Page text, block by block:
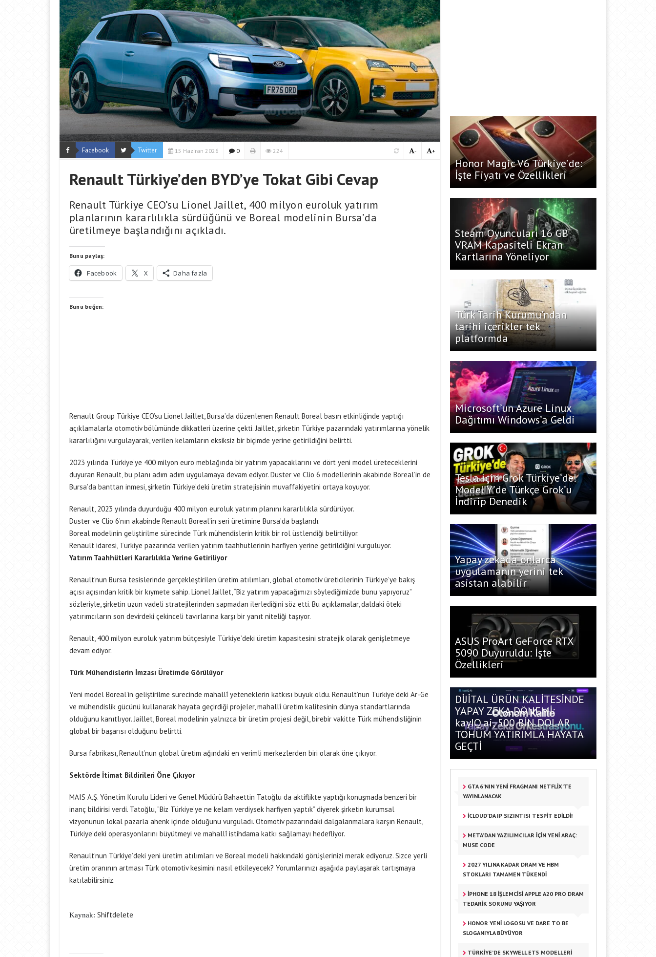
Facebook Twitter 15 Haziran 2026 0 224 +
-
Renault Türkiye’den BYD’ye Tokat Gibi Cevap
Renault Türkiye CEO’su Lionel Jaillet, 400 milyon euroluk yatırım
planlarının kararlılıkla sürdüğünü ve Boreal modelinin Bursa’da
üretilmeye başlandığını açıkladı.
Bunu paylaş:
Facebook X Daha fazla
Bunu beğen:
Renault Group Türkiye CEO’su Lionel Jaillet, Bursa’da düzenlenen Renault Boreal basın etkinliğinde yaptığı
açıklamalarla otomotiv bölümünde dikkatleri üzerine çekti. Jaillet, şirketin Türkiye pazarındaki yatırımlarına yönelik
kararlılığını vurgulayarak, verilen kelamların eksiksiz bir biçimde yerine getirildiğini belirtti.
2023 yılında Türkiye’ye 400 milyon euro meblağında bir yatırım yapacaklarını ve dört yeni model üreteceklerini
duyuran Renault, bu planı adım adım uygulamaya devam ediyor. Duster ve Clio 6 modellerinin akabinde Boreal’in de
Bursa’da banttan inmesi, şirketin Türkiye’deki üretim stratejisinin muvaffakiyetini ortaya koyuyor.
Renault, 2023 yılında duyurduğu 400 milyon euroluk yatırım planını kararlılıkla sürdürüyor.
Duster ve Clio 6’nın akabinde Renault Boreal’in seri üretimine Bursa’da başlandı.
Boreal modelinin geliştirilme sürecinde Türk mühendislerin kritik bir rol üstlendiği belirtiliyor.
Renault idaresi, Türkiye pazarında verilen yatırım taahhütlerinin harfiyen yerine getirildiğini vurguluyor.
Yatırım Taahhütleri Kararlılıkla Yerine Getiriliyor
Renault’nun Bursa tesislerinde gerçekleştirilen üretim atılımları, global otomotiv üreticilerinin Türkiye’ye bakış
açısı açısından kritik bir kıymete sahip. Lionel Jaillet, “Biz yatırım yapacağımızı söylediğimizde bunu yapıyoruz”
sözleriyle, şirketin uzun vadeli stratejilerinden sapmadan ilerlediğini söz etti. Bu açıklamalar, daldaki öteki
yatırımcıların son devirdeki çekinceli tavırlarına karşı bir yanıt niteliği taşıyor.
Renault, 400 milyon euroluk yatırım bütçesiyle Türkiye’deki üretim kapasitesini stratejik olarak genişletmeye
devam ediyor.
Türk Mühendislerin İmzası Üretimde Görülüyor
Yeni model Boreal’in geliştirilme sürecinde mahallî yeteneklerin katkısı büyük oldu. Renault’nun Türkiye’deki Ar-Ge
ve mühendislik gücünü kullanarak hayata geçirdiği projeler, mahallî üretim kalitesinin dünya standartlarında
olduğunu kanıtlıyor. Jaillet, Boreal modelinin yalnızca bir üretim projesi değil, birebir vakitte Türk mühendisliğinin
global bir başarısı olduğunu belirtti.
Bursa fabrikası, Renault’nun global üretim ağındaki en verimli merkezlerden biri olarak öne çıkıyor.
Sektörde İtimat Bildirileri Öne Çıkıyor
MAIS A.Ş. Yönetim Kurulu Lideri ve Genel Müdürü Bahaettin Tatoğlu da aktiflikte yaptığı konuşmada benzeri bir
inanç bildirisi verdi. Tatoğlu, “Biz Türkiye’ye ne kelam verdiysek harfiyen yaptık” diyerek şirketin kurumsal
vizyonunun lokal pazarla ahenk içinde olduğunu vurguladı. Otomotiv pazarındaki dalgalanmalara karşın Renault,
Türkiye’deki operasyonlarını büyütmeyi ve mahallî istihdama katkı sağlamayı hedefliyor.
Renault’nun Türkiye’deki yeni üretim atılımları ve Boreal modeli hakkındaki görüşlerinizi merak ediyoruz. Sizce yerli
üretim oranının artması Türk otomotiv kesimini nasıl etkileyecek? Yorumlarınızı aşağıda paylaşarak tartışmaya
katılabilirsiniz.
Kaynak: Shiftdelete
Honor Magic V6 Türkiye’de:
İşte Fiyatı ve Özellikleri
Steam Oyuncuları 16 GB
VRAM Kapasiteli Ekran
Kartlarına Yöneliyor
Türk Tarih Kurumu’ndan
tarihi içerikler tek
platformda
Microsoft’un Azure Linux
Dağıtımı Windows’a Geldi
Tesla için Grok Türkiye’de!
Model Y’de Türkçe Grok’u
İndirip Denedik
Yapay zekada onlarca
uygulamanın yerini tek
asistan alabilir
ASUS ProArt GeForce RTX
5090 Duyuruldu: İşte
Özellikleri
DİJİTAL ÜRÜN KALİTESİNDE
YAPAY ZEKA DÖNEMİ:
kayIQ.ai, 500 BİN DOLAR
TOHUM YATIRIMLA HAYATA
GEÇTİ
GTA 6’NIN YENI FRAGMANI NETFLIX’TE
YAYINLANACAK
ICLOUD’DA IP SIZINTISI TESPIT EDILDI!
META’DAN YAZILIMCILAR IÇIN YENI ARAÇ:
MUSE CODE
2027 YILINA KADAR DRAM VE HBM
STOKLARI TAMAMEN TÜKENDI
IPHONE 18 İŞLEMCISI APPLE A20 PRO DRAM
TEDARIK SORUNU YAŞIYOR
HONOR YENI LOGOSU VE DARE TO BE
SLOGANIYLA BÜYÜYOR
TÜRKIYE’DE SKYWELL ET5 MODELLERI